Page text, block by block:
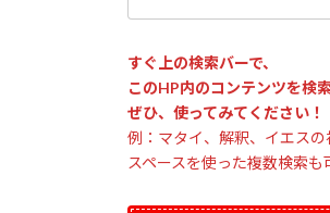
すぐ上の検索バーで、
このHP内のコンテンツを検
ぜひ、使ってみてください！
例：マタイ、解釈、イエス
スペースを使った複数検索も